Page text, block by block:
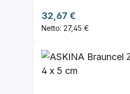
Regulärer Preis:
32,67 €
Netto: 27,45 €